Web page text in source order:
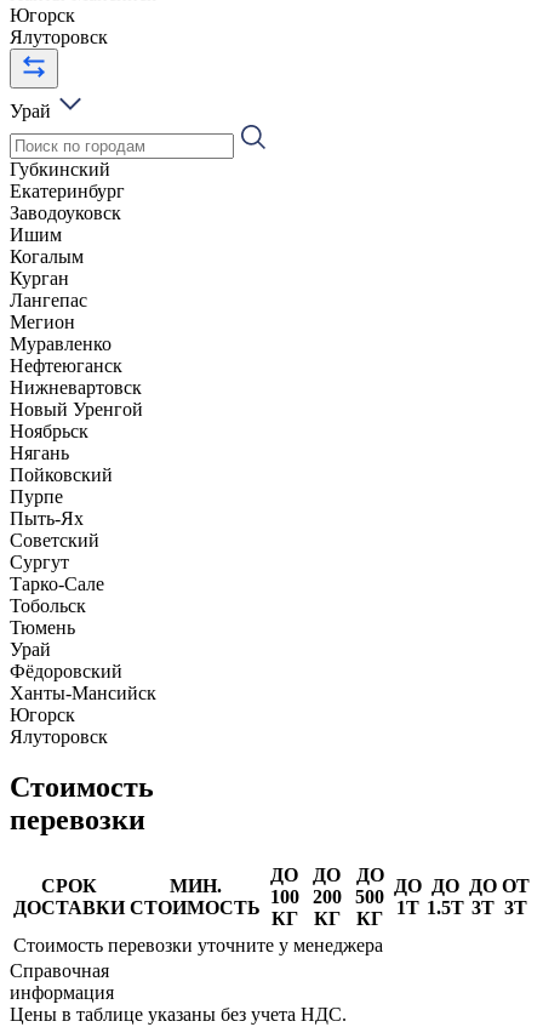
Югорск
Ялуторовск
Урай
Губкинский
Екатеринбург
Заводоуковск
Ишим
Когалым
Курган
Лангепас
Мегион
Муравленко
Нефтеюганск
Нижневартовск
Новый Уренгой
Ноябрьск
Нягань
Пойковский
Пурпе
Пыть-Ях
Советский
Сургут
Тарко-Сале
Тобольск
Тюмень
Урай
Фёдоровский
Ханты-Мансийск
Югорск
Ялуторовск
Стоимость
перевозки
СРОК
ДОСТАВКИ
МИН.
СТОИМОСТЬ
ДО
100
КГ
ДО
200
КГ
ДО
500
КГ
ДО
1Т
ДО
1.5Т
ДО
3Т
ОТ
3Т
Стоимость перевозки уточните у менеджера
Справочная
информация
Цены в таблице указаны без учета НДС.